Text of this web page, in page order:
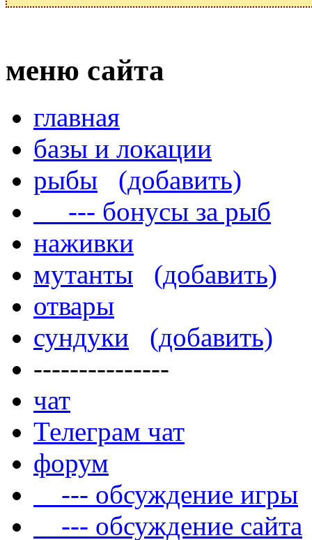
меню сайта
главная
базы и локации
рыбы
(добавить)
--- бонусы за рыб
наживки
мутанты
(добавить)
отвары
сундуки
(добавить)
---------------
чат
Телеграм чат
форум
--- обсуждение игры
--- обсуждение сайта